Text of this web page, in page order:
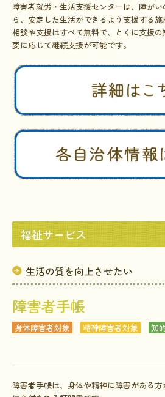
障害者就労・生活支援センターは、障が
ら、安定した生活ができるよう支援する施
相談や支援はすべて無料で、とくに支援
要に応じて継続支援が可能です。
福祉サービス
生活の質を向上させたい
障害者手帳
身体障害者対象 精神障害者対象 知
障害者手帳は、身体や精神に障害がある